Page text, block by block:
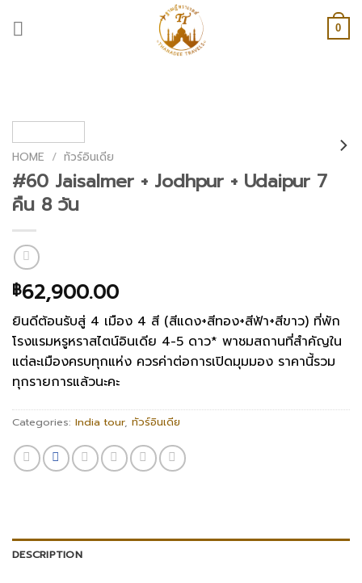
0
HOME / ทัวร์อินเดีย
#60 Jaisalmer + Jodhpur + Udaipur 7
คืน 8 วัน
฿62,900.00
ยินดีต้อนรับสู่ 4 เมือง 4 สี (สีแดง+สีทอง+สีฟ้า+สีขาว) ที่พัก
โรงแรมหรูหราสไตน์อินเดีย 4-5 ดาว* พาชมสถานที่สำคัญใน
แต่ละเมืองครบทุกแห่ง ควรค่าต่อการเปิดมุมมอง ราคานี้รวม
ทุกรายการแล้วนะคะ
Categories: India tour, ทัวร์อินเดีย
DESCRIPTION